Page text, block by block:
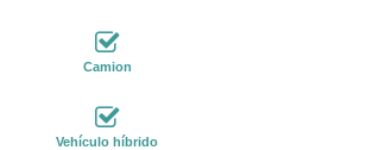
Camion
Vehículo híbrido